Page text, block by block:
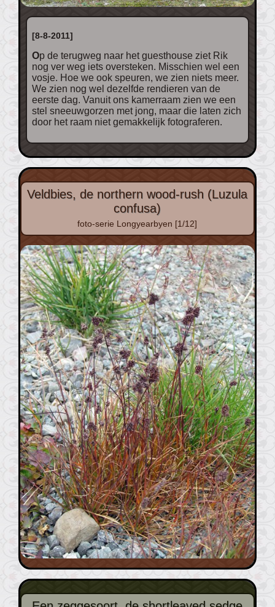
[8-8-2011]
Op de terugweg naar het guesthouse ziet Rik
nog ver weg iets oversteken. Misschien wel een
vosje. Hoe we ook speuren, we zien niets meer.
We zien nog wel dezelfde rendieren van de
eerste dag. Vanuit ons kamerraam zien we een
stel sneeuwgorzen met jong, maar die laten zich
door het raam niet gemakkelijk fotograferen.
Veldbies, de northern wood-rush (Luzula
confusa)
foto-serie Longyearbyen [1/12]